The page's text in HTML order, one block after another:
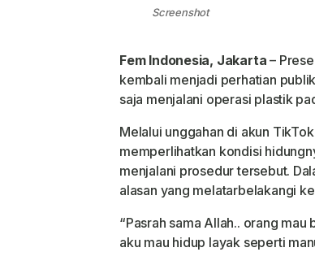
Screenshot
Fem Indonesia, Jakarta –
kembali menjadi perhatian
saja menjalani operasi plastik
Melalui unggahan di akun
memperlihatkan kondisi
menjalani prosedur tersebut.
alasan yang melatarbelakangi
“Pasrah sama Allah.. orang
aku mau hidup layak seperti